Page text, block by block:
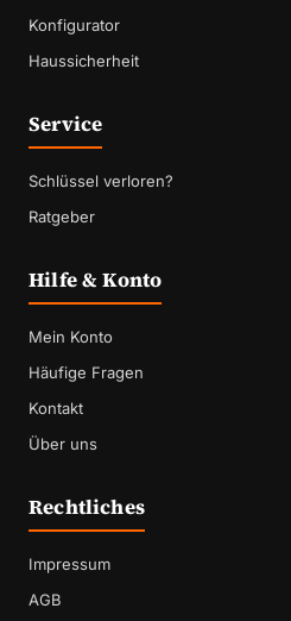
Konfigurator
Haussicherheit
Service
Schlüssel verloren?
Ratgeber
Hilfe & Konto
Mein Konto
Häufige Fragen
Kontakt
Über uns
Rechtliches
Impressum
AGB